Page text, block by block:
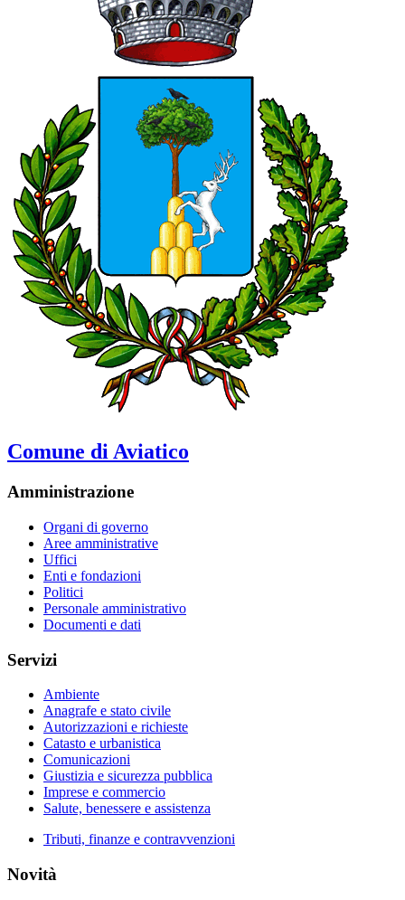
Comune di Aviatico
Amministrazione
Organi di governo
Aree amministrative
Uffici
Enti e fondazioni
Politici
Personale amministrativo
Documenti e dati
Servizi
Ambiente
Anagrafe e stato civile
Autorizzazioni e richieste
Catasto e urbanistica
Comunicazioni
Giustizia e sicurezza pubblica
Imprese e commercio
Salute, benessere e assistenza
Tributi, finanze e contravvenzioni
Novità